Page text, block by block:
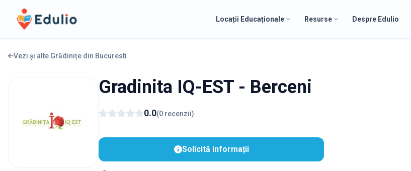
Edulio
Locații Educaționale Resurse Despre Edulio
Vezi și alte Grădinițe din Bucuresti
Gradinita IQ-EST - Berceni
0.0(0 recenzii)
Solicită informații